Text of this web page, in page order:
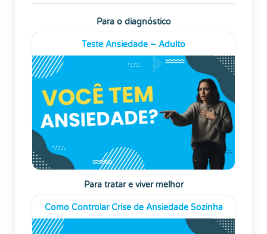
Para o diagnóstico
Teste Ansiedade – Adulto
Para tratar e viver melhor
Como Controlar Crise de Ansiedade Sozinha